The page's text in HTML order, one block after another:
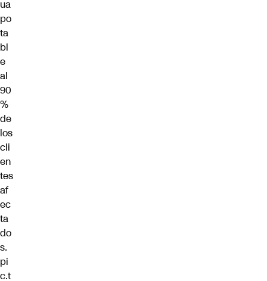
ua
po
ta
bl
e
al
90
%
de
los
cli
en
tes
af
ec
ta
do
s.
pi
c.t